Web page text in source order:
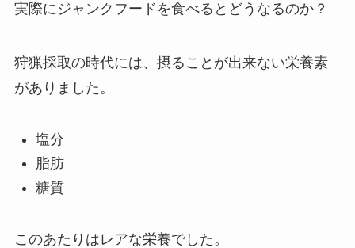
実際にジャンクフードを食べるとどうなるのか？
狩猟採取の時代には、摂ることが出来ない栄養素
がありました。
塩分
脂肪
糖質
このあたりはレアな栄養でした。